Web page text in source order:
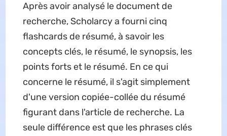
Après avoir analysé le document de
recherche, Scholarcy a fourni cinq
flashcards de résumé, à savoir les
concepts clés, le résumé, le synopsis, les
points forts et le résumé. En ce qui
concerne le résumé, il s'agit simplement
d'une version copiée-collée du résumé
figurant dans l'article de recherche. La
seule différence est que les phrases clés